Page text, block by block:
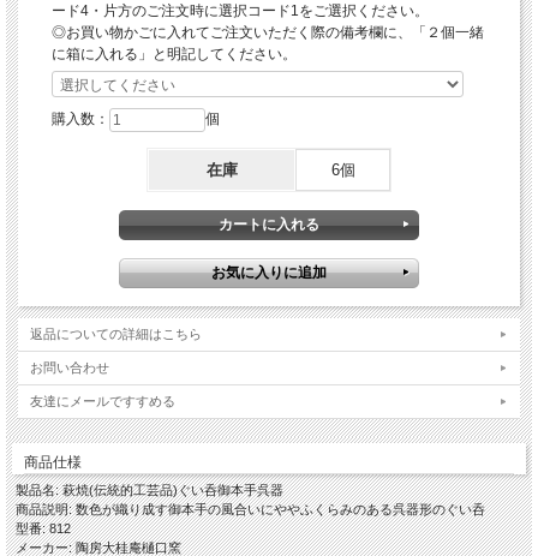
◎軽快なタイプのお酒－小さめの酒器
◎コクのあるタイプのお酒－じっくり召し上がれる酒器
【ぐい呑と盃・酒注ぎと徳利の違い】
お酒を入れる器(酒注ぎ・徳利)と呑む器(ぐい呑・盃)の取り合わせによってもお酒
の味わいが違うと言われております。
お酒と酒器の相性にさらにプラスして、ご自身がお好みの日本酒の召し上がり方を
元々は茶事の向付として珍味を入れていた器で、珍味を食した後にこれに酒を入れ
て呑み始めたことがぐい呑の始まりとされ、茶の文化と共に育ってきた歴史があり
「侘び寂び」の美的感覚が取り入られ酒を楽しむための道具として進化してきたと
言われております。
◎盃－平らな器を指すと言われており、当店では浅めのものを盃としております。
※お猪口(ちょこ)とは、一口や二口で酒を飲み干せるサイズの器を指すと言われて
おり、当店ではお猪口というカテゴリーはございません。
◎徳利－首が細く下部が膨らんでおり、主に日本酒を注ぐために使われる器
※一般に徳利を銚子（お銚子）と言われることがありますが、本来、銚子は注ぎ口
と柄の付いたもので、神道式の結婚式などで用いられているものを指し誤用と言わ
れております。
◎酒注ぎ－器の縁に酒を注ぐための注ぎ口が付いていることから片口とも言われて
おりますが、当店では装飾的に片口にしている器があることから酒注ぎとして分類
しております。
ード4・片方のご注文時に選択コード1をご選択ください。
◎お買い物かごに入れてご注文いただく際の備考欄に、「２個一緒
に箱に入れる」と明記してください。
購入数： 個
在庫 6個
返品についての詳細はこちら
お問い合わせ
友達にメールですすめる
商品仕様
製品名: 萩焼(伝統的工芸品)ぐい呑御本手呉器
商品説明: 数色が織り成す御本手の風合いにややふくらみのある呉器形のぐい呑
型番: 812
メーカー: 陶房大桂庵樋口窯